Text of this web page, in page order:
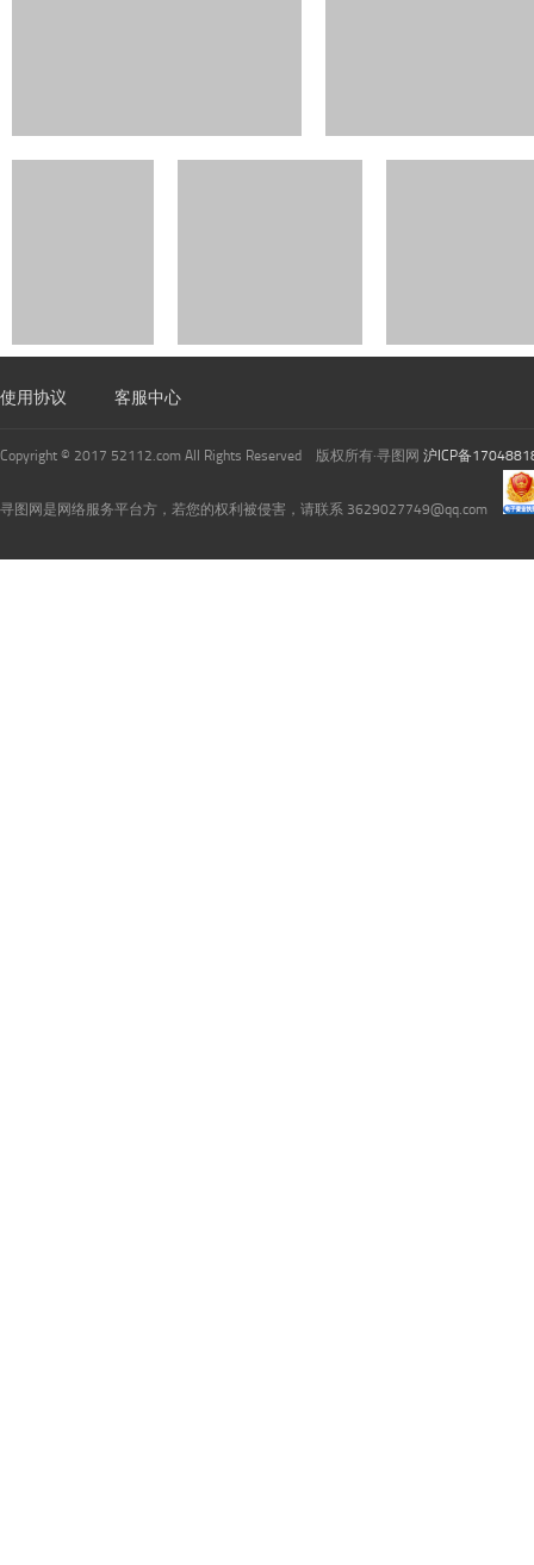
使用协议 客服中心
Copyright © 2017 52112.com All Rights Reserved 版权所有·寻图网 沪ICP备
寻图网是网络服务平台方，若您的权利被侵害，请联系 3629027749@qq.com